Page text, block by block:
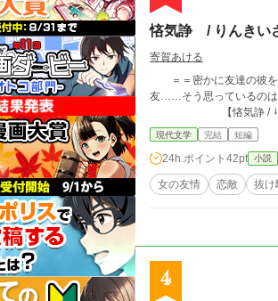
悋気諍 / りんきい
寄賀あける
＝＝密かに友達
友……そう思っているの
【悋気
現代文学 完結 短編
24h.ポイント 42pt 小説
女の友情 恋敵 抜け
4